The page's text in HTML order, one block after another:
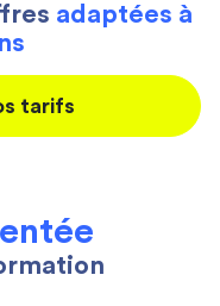
adaptées à
tarifs